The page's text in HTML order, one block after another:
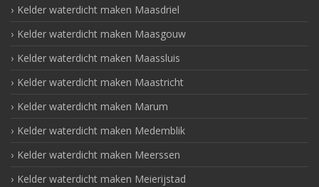
Kelder waterdicht maken Maasdriel
Kelder waterdicht maken Maasgouw
Kelder waterdicht maken Maassluis
Kelder waterdicht maken Maastricht
Kelder waterdicht maken Marum
Kelder waterdicht maken Medemblik
Kelder waterdicht maken Meerssen
Kelder waterdicht maken Meierijstad